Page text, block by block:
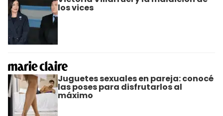
los vices
Juguetes sexuales en pareja: conocé
las poses para disfrutarlos al
máximo